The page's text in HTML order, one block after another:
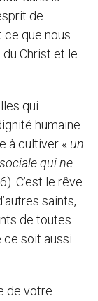
de
ce que nous
Christ et le
qui
humaine
à cultiver « un
qui ne
C’est le rêve
saints,
de toutes
soit aussi
de votre